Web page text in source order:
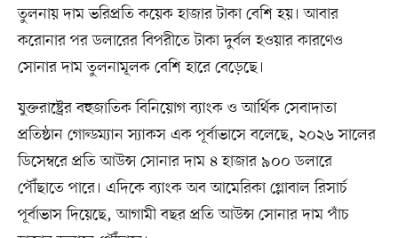
তুলনায় দাম ভরিপ্রতি কয়েক হাজার টাকা বেশি হয়। আবার
করোনার পর ডলারের বিপরীতে টাকা দুর্বল হওয়ার কারণেও
সোনার দাম তুলনামূলক বেশি হারে বেড়েছে।
যুক্তরাষ্ট্রের বহুজাতিক বিনিয়োগ ব্যাংক ও আর্থিক সেবাদাতা
প্রতিষ্ঠান গোল্ডম্যান স্যাকস এক পূর্বাভাসে বলেছে, ২০২৬ সালের
ডিসেম্বরে প্রতি আউন্স সোনার দাম ৪ হাজার ৯০০ ডলারে
পৌঁছাতে পারে। এদিকে ব্যাংক অব আমেরিকা গ্লোবাল রিসার্চ
পূর্বাভাস দিয়েছে, আগামী বছর প্রতি আউন্স সোনার দাম পাঁচ